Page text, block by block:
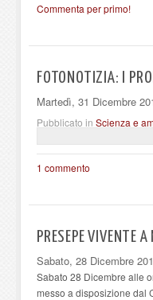
Commenta per primo!
FOTONOTIZIA: I
Martedì, 31 Dicembre
Pubblicato in Scienza e
1 commento
PRESEPE VIVENTE
Sabato, 28 Dicembre
Sabato 28 Dicembre alle
messo a disposizione dal